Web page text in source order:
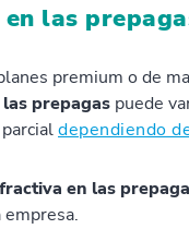
las
premium o de
prepagas puede
dependiendo
en las